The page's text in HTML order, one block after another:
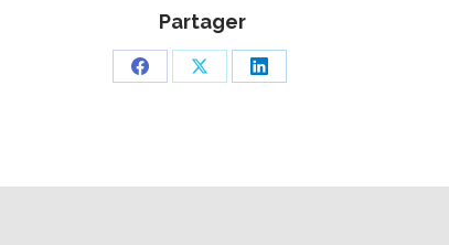
Partager
PartagerPartagerPartager